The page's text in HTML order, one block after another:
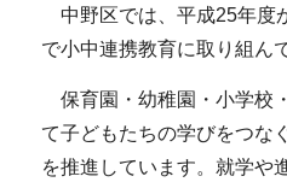
中野区では、平成25年度
で小中連携教育に取り組ん
保育園・幼稚園・小学校
て子どもたちの学びをつな
を推進しています。就学や